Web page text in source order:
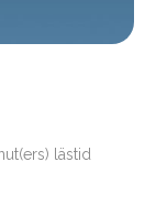
lästid